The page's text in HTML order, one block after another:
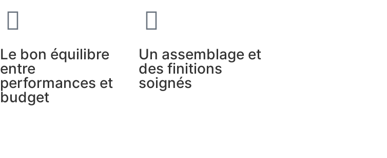
Le bon équilibre
entre
performances et
budget
Un assemblage et
des finitions
soignés